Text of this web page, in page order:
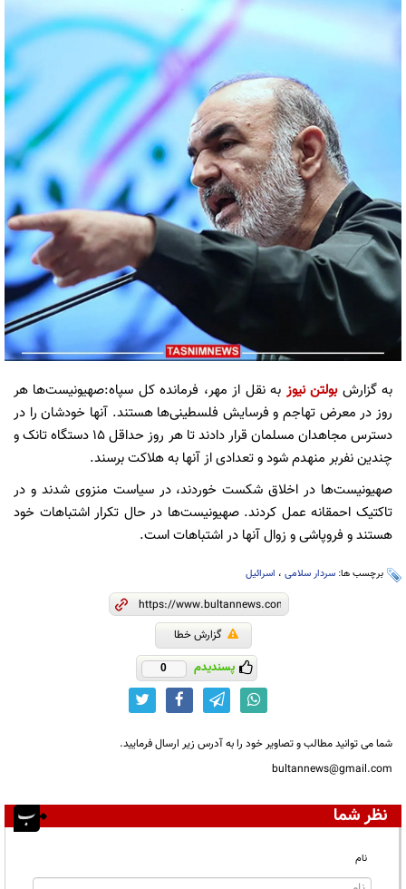
به گزارشبولتن نیوز به نقل از مهر، فرمانده کل سپاه:صهیونیست‌ها هر
روز در معرض تهاجم و فرسایش فلسطینی‌ها هستند. آنها خودشان را در
دسترس مجاهدان مسلمان قرار دادند تا هر روز حداقل ۱۵ دستگاه تانک و
چندین نفربر منهدم شود و تعدادی از آنها به هلاکت برسند.
صهیونیست‌ها در اخلاق شکست خوردند، در سیاست منزوی شدند و در
تاکتیک احمقانه عمل کردند. صهیونیست‌ها در حال تکرار اشتباهات خود
هستند و فروپاشی و زوال آنها در اشتباهات است.
برچسب ها: سردار سلامی ، اسرائیل
گزارش خطا
پسندیدم 0
شما می توانید مطالب و تصاویر خود را به آدرس زیر ارسال فرمایید.
bultannews@gmail.com
نظر شما
نام